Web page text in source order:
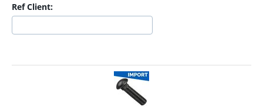
Ref Client: